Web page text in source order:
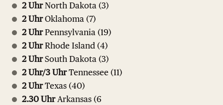
2 UhrNorth Dakota (3)
2 UhrOklahoma (7)
2 UhrPennsylvania (19)
2 UhrRhode Island (4)
2 UhrSouth Dakota (3)
2 Uhr/3 UhrTennessee (11)
2 UhrTexas (40)
2.30 UhrArkansas (6